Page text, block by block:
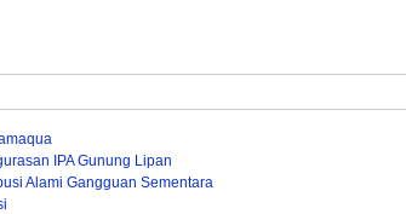
IPA Gunung Lipan
Alami Gangguan Sementara